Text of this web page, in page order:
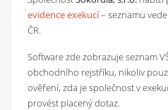
evidence exekucí– seznamu
ČR.
Software zde zobrazuje seznam
obchodního rejstříku, nikoliv
ověření, zda je společnost v
provést placený dotaz.